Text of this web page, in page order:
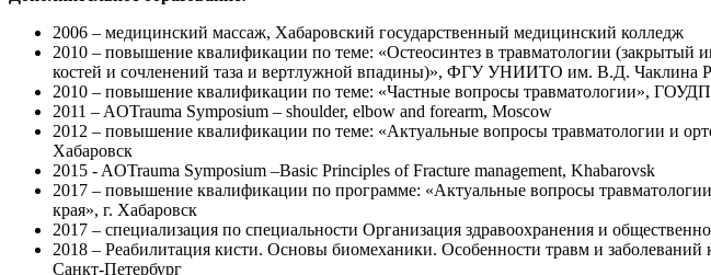
2006 – медицинский массаж, Хабаровский государственный медицинский колледж
2010 – повышение квалификации по теме: «Остеосинтез в травматологии (закрытый
костей и сочленений таза и вертлужной впадины)», ФГУ УНИИТО им. В.Д. Чаклина
2010 – повышение квалификации по теме: «Частные вопросы травматологии»,
2011 – AOTrauma Symposium – shoulder, elbow and forearm, Moscow
2012 – повышение квалификации по теме: «Актуальные вопросы травматологии и
Хабаровск
2015 - AOTrauma Symposium –Basic Principles of Fracture management, Khabarovsk
2017 – повышение квалификации по программе: «Актуальные вопросы
края», г. Хабаровск
2017 – специализация по специальности Организация здравоохранения и
2018 – Реабилитация кисти. Основы биомеханики. Особенности травм и
Санкт-Петербург